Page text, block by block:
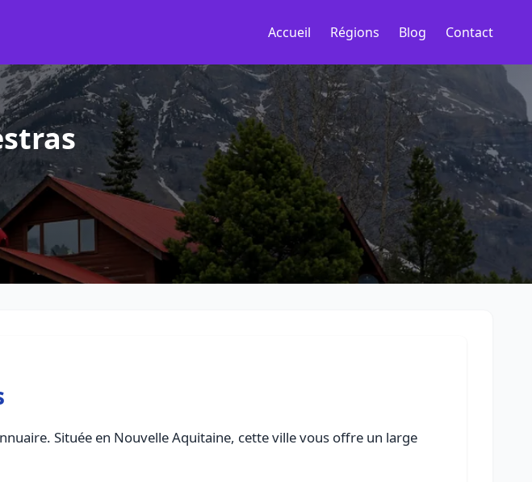
Accueil Régions Blog Contact
Située en Nouvelle Aquitaine, cette ville vous offre un large